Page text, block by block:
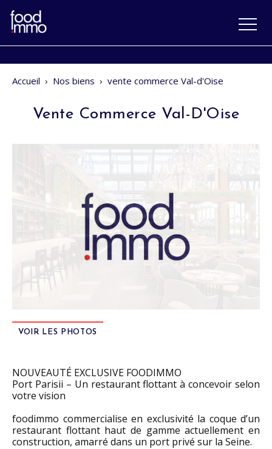
Accueil › Nos biens › vente commerce Val-d'Oise
Vente Commerce Val-D'Oise
VOIR LES PHOTOS
NOUVEAUTÉ EXCLUSIVE FOODIMMO
Port Parisii – Un restaurant flottant à concevoir selon
votre vision
foodimmo commercialise en exclusivité la coque d’un
restaurant flottant haut de gamme actuellement en
construction, amarré dans un port privé sur la Seine.